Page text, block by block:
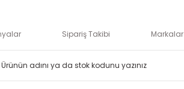
Sipariş Takibi Markalar